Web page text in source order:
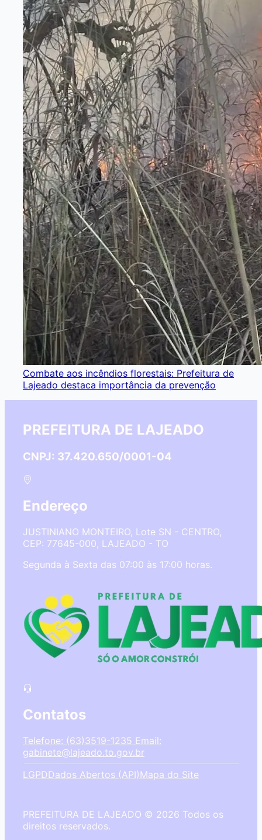
Combate aos incêndios florestais: Prefeitura de
Lajeado destaca importância da prevenção
PREFEITURA DE LAJEADO
CNPJ: 37.420.650/0001-04
Endereço
JUSTINIANO MONTEIRO, Lote SN - CENTRO,
CEP: 77645-000, LAJEADO - TO
Segunda à Sexta das 07:00 às 17:00 horas.
Contatos
Telefone: (63)3519-1235 Email:
gabinete@lajeado.to.gov.br
LGPDDados Abertos (API)Mapa do Site
PREFEITURA DE LAJEADO © 2026 Todos os
direitos reservados.